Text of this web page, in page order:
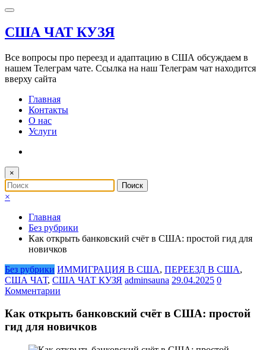
США ЧАТ КУЗЯ
Все вопросы про переезд и адаптацию в США обсуждаем в
нашем Телеграм чате. Ссылка на наш Телеграм чат находится
вверху сайта
Главная
Контакты
О нас
Услуги
×
×
Главная
Без рубрики
Как открыть банковский счёт в США: простой гид для
новичков
Без рубрики ИММИГРАЦИЯ В США, ПЕРЕЕЗД В США,
США ЧАТ, США ЧАТ КУЗЯ adminsauna 29.04.2025 0
Комментарии
Как открыть банковский счёт в США: простой
гид для новичков